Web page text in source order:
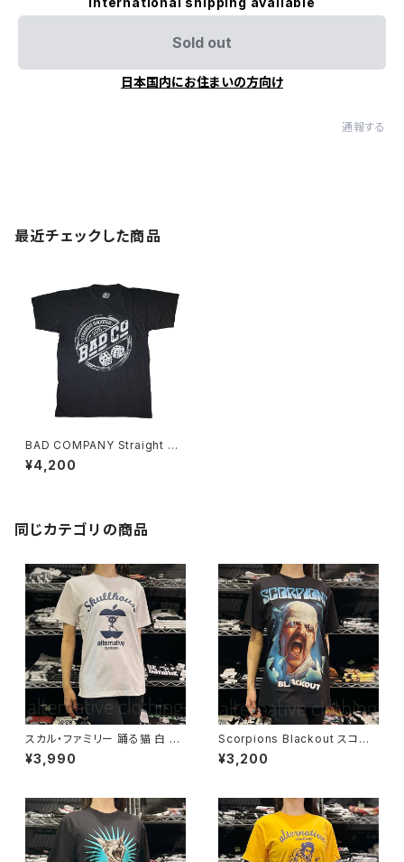
Sold out
日本国内にお住まいの方向け
通報する
最近チェックした商品
BAD COMPANY Straight Sh
ooter サイコロ Ｔシャツ 黒 ロ
ックTシャツ バンドTシャツ ブラ
¥4,200
同じカテゴリの商品
スカル・ファミリー 踊る猫 白 ホ
ワイト×ネイビー ドクロ スカル
Tシャツ ロックT バンドT 半袖
ント メンズ レディース 綿100％
コットン SHT-04WH altss
¥3,990
Scorpions Blackout スコー
ピオンズ ブラックアウト メンズ
レディース ロックＴシャツ バン
¥3,200